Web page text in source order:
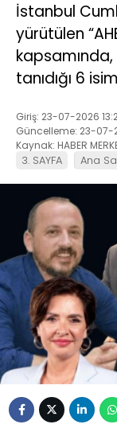
İstanbul
yürütülen
tanıdığı 6
Giriş: 23-07-2026
Güncelleme: 23-07-
Kaynak: HABER
3. SAYFA Ana